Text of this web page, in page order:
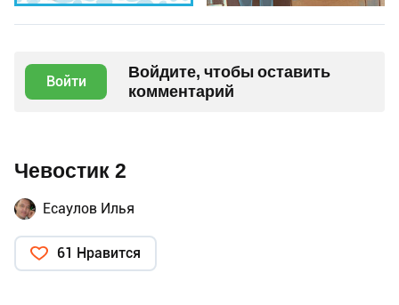
Войти
Войдите, чтобы оставить
комментарий
Чевостик 2
Есаулов Илья
61 Нравится